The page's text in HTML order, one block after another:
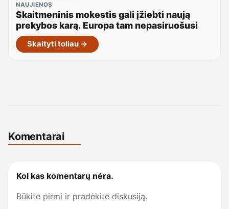
NAUJIENOS
Skaitmeninis mokestis gali įžiebti naują
prekybos karą. Europa tam nepasiruošusi
Skaityti toliau →
Komentarai
Kol kas komentarų nėra.
Būkite pirmi ir pradėkite diskusiją.